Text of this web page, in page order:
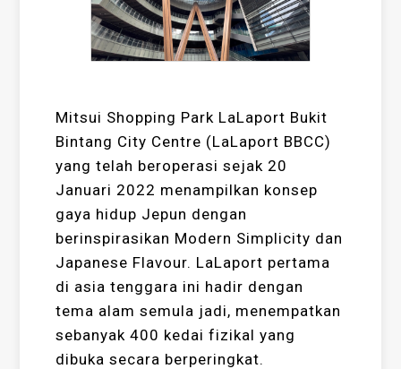
Mitsui Shopping Park LaLaport Bukit
Bintang City Centre (LaLaport BBCC)
yang telah beroperasi sejak 20
Januari 2022 menampilkan konsep
gaya hidup Jepun dengan
berinspirasikan Modern Simplicity dan
Japanese Flavour. LaLaport pertama
di asia tenggara ini hadir dengan
tema alam semula jadi, menempatkan
sebanyak 400 kedai fizikal yang
dibuka secara berperingkat.